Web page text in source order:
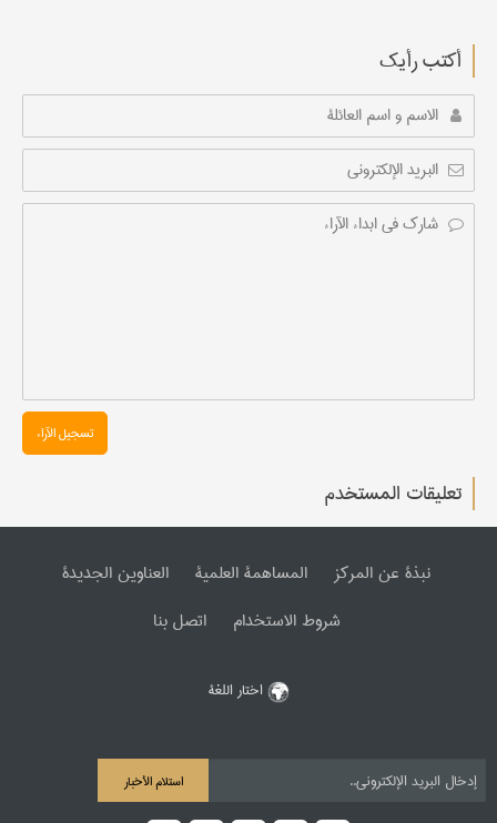
أکتب رأیك
تسجیل الآراء
تعليقات المستخدم
نبذة عن المرکز المساهمة العلمیة
العناوین الجدیدة
شروط الاستخدام
اتصل بنا
اختار اللغة
استلام الأخبار